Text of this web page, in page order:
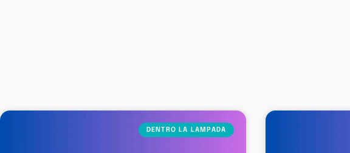
DENTRO LA LAMPADA